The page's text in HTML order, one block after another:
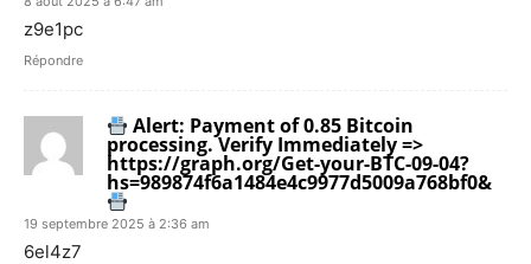
z9e1pc
Répondre
Alert: Payment of 0.85 Bitcoin
processing. Verify Immediately =>
https://graph.org/Get-your-BTC-09-04?
hs=989874f6a1484e4c9977d5009a768bf0&
19 septembre 2025 à 2:36 am
6el4z7